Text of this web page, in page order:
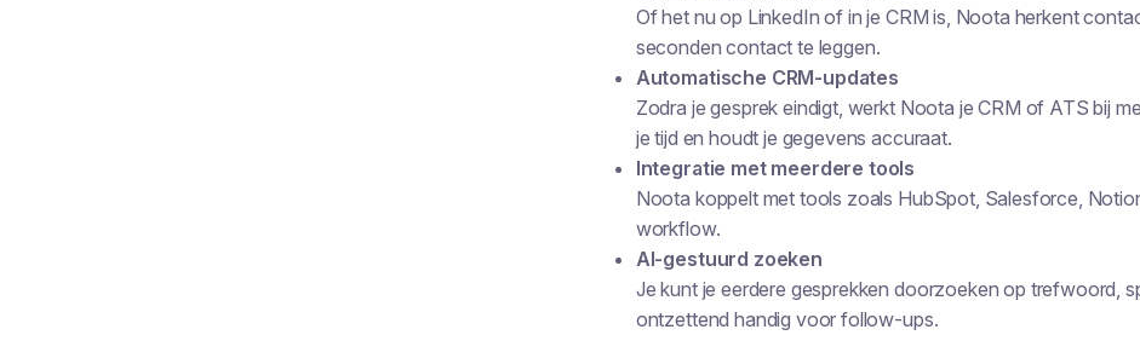
Of het nu op LinkedIn of in je CRM is, Noota herkent
seconden contact te leggen.
Automatische CRM-updates
Zodra je gesprek eindigt, werkt Noota je CRM of ATS bij
je tijd en houdt je gegevens accuraat.
Integratie met meerdere tools
Noota koppelt met tools zoals HubSpot, Salesforce,
workflow.
AI-gestuurd zoeken
Je kunt je eerdere gesprekken doorzoeken op trefwoord,
ontzettend handig voor follow-ups.